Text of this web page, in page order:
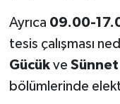
Ayrıca 09.00-
tesis çalışması
Gücükve
bölümlerinde